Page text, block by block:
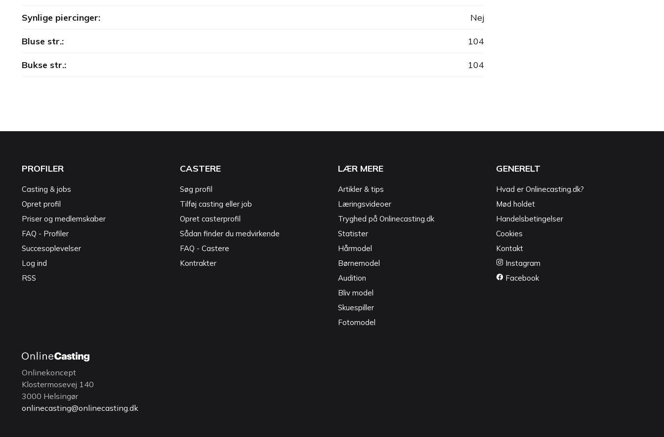
Synlige piercinger: Nej
Bluse str.: 104
Bukse str.: 104
PROFILER
Casting & jobs
Opret profil
Priser og medlemskaber
FAQ - Profiler
Succesoplevelser
Log ind
RSS
CASTERE
Søg profil
Tilføj casting eller job
Opret casterprofil
Sådan finder du medvirkende
FAQ - Castere
Kontrakter
LÆR MERE
Artikler & tips
Læringsvideoer
Tryghed på Onlinecasting.dk
Statister
Hårmodel
Børnemodel
Audition
Bliv model
Skuespiller
Fotomodel
GENERELT
Hvad er Onlinecasting.dk?
Mød holdet
Handelsbetingelser
Cookies
Kontakt
Instagram
Facebook
Onlinekoncept
Klostermosevej 140
3000 Helsingør
onlinecasting@onlinecasting.dk